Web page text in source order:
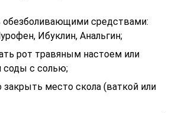
обезболивающими средствами:
Ибуклин, Анальгин;
рот травяным настоем или
соды с солью;
место скола (ваткой или